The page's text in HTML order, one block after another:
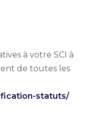
à votre SCI à
de toutes les
statuts/